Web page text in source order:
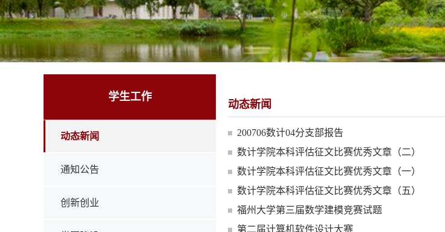
学生工作
动态新闻
通知公告
创新创业
动态新闻
200706数计04分支部报告
数计学院本科评估征文比赛优秀文章（二）
数计学院本科评估征文比赛优秀文章（一）
数计学院本科评估征文比赛优秀文章（五）
福州大学第三届数学建模竞赛试题
第二届计算机软件设计大赛